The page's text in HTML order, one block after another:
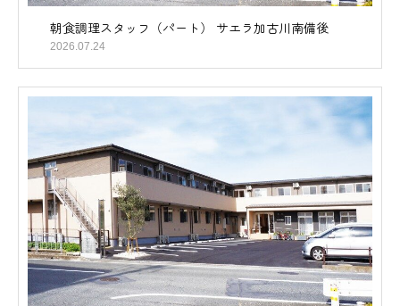
朝食調理スタッフ（パート） サエラ加古川南備後
2026.07.24